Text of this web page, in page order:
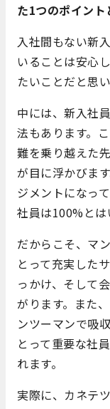
た1つのポイン
入社間もない新
いることは安心
たいことだと思い
中には、新入社
法もあります。
難を乗り越えた
が目に浮かびま
ジメントになっ
社員は100%とは
だからこそ、マ
とって充実した
っかけ、そして
がります。また
ンツーマンで吸
とって重要な社
れます。
実際に、カネテ